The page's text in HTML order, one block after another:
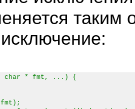
таким
char * fmt, ...) {